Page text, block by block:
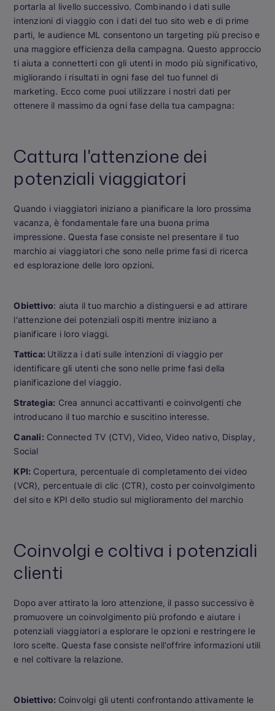
portarla al livello successivo. Combinando i dati sulle
intenzioni di viaggio con i dati del tuo sito web e di prime
parti, le audience ML consentono un targeting più preciso e
una maggiore efficienza della campagna. Questo approccio
ti aiuta a connetterti con gli utenti in modo più significativo,
migliorando i risultati in ogni fase del tuo funnel di
marketing. Ecco come puoi utilizzare i nostri dati per
ottenere il massimo da ogni fase della tua campagna:
Cattura l'attenzione dei
potenziali viaggiatori
Quando i viaggiatori iniziano a pianificare la loro prossima
vacanza, è fondamentale fare una buona prima
impressione. Questa fase consiste nel presentare il tuo
marchio ai viaggiatori che sono nelle prime fasi di ricerca
ed esplorazione delle loro opzioni.
Obiettivo: aiuta il tuo marchio a distinguersi e ad attirare
l'attenzione dei potenziali ospiti mentre iniziano a
pianificare i loro viaggi.
Tattica: Utilizza i dati sulle intenzioni di viaggio per
identificare gli utenti che sono nelle prime fasi della
pianificazione del viaggio.
Strategia: Crea annunci accattivanti e coinvolgenti che
introducano il tuo marchio e suscitino interesse.
Canali:Connected TV (CTV), Video, Video nativo, Display,
Social
KPI: Copertura, percentuale di completamento dei video
(VCR), percentuale di clic (CTR), costo per coinvolgimento
del sito e KPI dello studio sul miglioramento del marchio
Coinvolgi e coltiva i potenziali
clienti
Dopo aver attirato la loro attenzione, il passo successivo è
promuovere un coinvolgimento più profondo e aiutare i
potenziali viaggiatori a esplorare le opzioni e restringere le
loro scelte. Questa fase consiste nell'offrire informazioni utili
e nel coltivare la relazione.
Obiettivo: Coinvolgi gli utenti confrontando attivamente le